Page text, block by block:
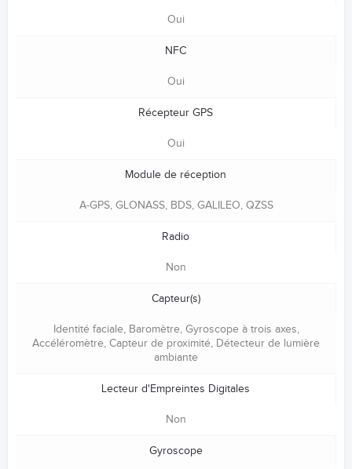
Oui
NFC
Oui
Récepteur GPS
Oui
Module de réception
A-GPS, GLONASS, BDS, GALILEO, QZSS
Radio
Non
Capteur(s)
Identité faciale, Baromètre, Gyroscope à trois axes,
Accéléromètre, Capteur de proximité, Détecteur de lumière
ambiante
Lecteur d'Empreintes Digitales
Non
Gyroscope